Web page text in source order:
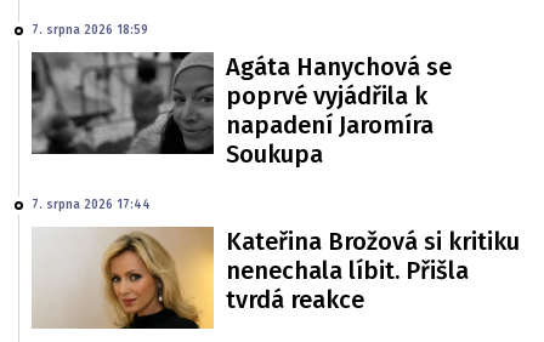
7. srpna 2026 18:59
Agáta Hanychová se
poprvé vyjádřila k
napadení Jaromíra
Soukupa
7. srpna 2026 17:44
Kateřina Brožová si kritiku
nenechala líbit. Přišla
tvrdá reakce